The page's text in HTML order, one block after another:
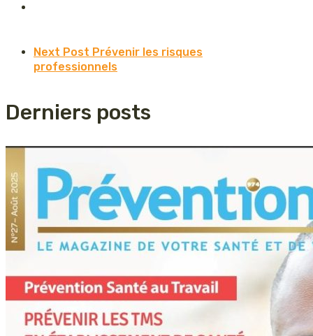
Next Post Prévenir les risques
professionnels
Derniers posts